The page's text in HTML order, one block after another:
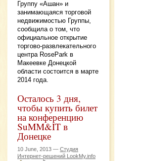
Группу «Ашан» и
занимающаяся торговой
недвижимостью Группы,
сообщила о том, что
официальное открытие
торгово-развлекательного
центра RosePark в
Макеевке Донецкой
области состоится в марте
2014 года.
Осталось 3 дня,
чтобы купить билет
на конференцию
SuMM&IT в
Донецке
10 June, 2013 — Студия
Интернет-решений LookMy.info